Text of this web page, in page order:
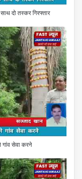
दो तस्कर गिरफ्तार
सेवा करने